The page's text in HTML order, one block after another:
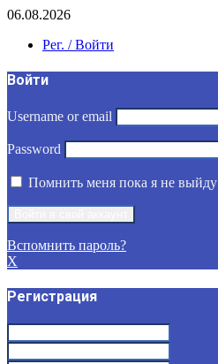
06.08.2026
Рег. / Войти
Войти
Username or email
Password
Помнить меня пока я не выйду
Вспомнить пароль?
X
Регистрация